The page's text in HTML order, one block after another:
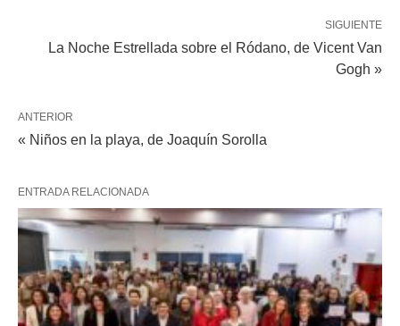
SIGUIENTE
La Noche Estrellada sobre el Ródano, de Vicent Van
Gogh »
ANTERIOR
« Niños en la playa, de Joaquín Sorolla
ENTRADA RELACIONADA